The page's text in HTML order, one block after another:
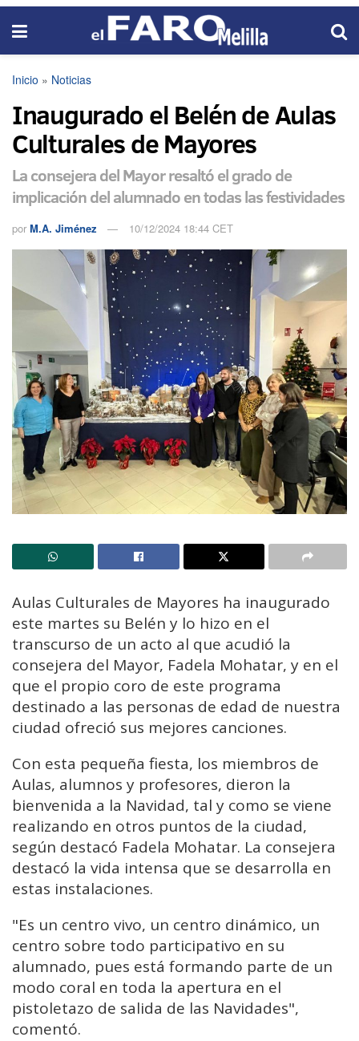
Inicio » Noticias
Inaugurado el Belén de Aulas
Culturales de Mayores
La consejera del Mayor resaltó el grado de
implicación del alumnado en todas las festividades
por M.A. Jiménez 10/12/2024 18:44 CET
Aulas Culturales de Mayores ha inaugurado
este martes su Belén y lo hizo en el
transcurso de un acto al que acudió la
consejera del Mayor, Fadela Mohatar, y en el
que el propio coro de este programa
destinado a las personas de edad de nuestra
ciudad ofreció sus mejores canciones.
Con esta pequeña fiesta, los miembros de
Aulas, alumnos y profesores, dieron la
bienvenida a la Navidad, tal y como se viene
realizando en otros puntos de la ciudad,
según destacó Fadela Mohatar. La consejera
destacó la vida intensa que se desarrolla en
estas instalaciones.
"Es un centro vivo, un centro dinámico, un
centro sobre todo participativo en su
alumnado, pues está formando parte de un
modo coral en toda la apertura en el
pistoletazo de salida de las Navidades",
comentó.